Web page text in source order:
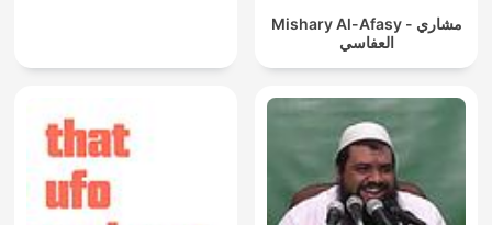
Mishary Al-Afasy - مشاري
العفاسي